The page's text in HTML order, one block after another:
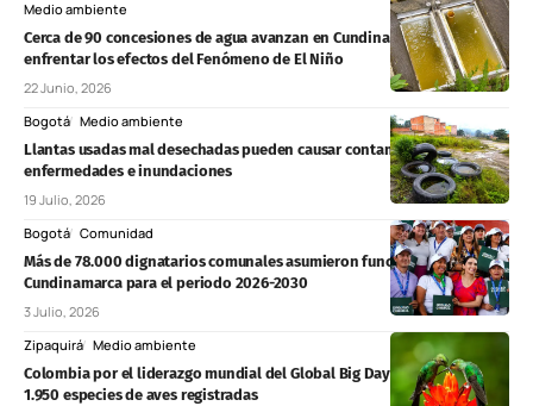
Medio ambiente
Cerca de 90 concesiones de agua avanzan en Cundinamarca para
enfrentar los efectos del Fenómeno de El Niño
22 Junio, 2026
Bogotá Medio ambiente
Llantas usadas mal desechadas pueden causar contaminación,
enfermedades e inundaciones
19 Julio, 2026
Bogotá Comunidad
Más de 78.000 dignatarios comunales asumieron funciones en
Cundinamarca para el periodo 2026-2030
3 Julio, 2026
Zipaquirá Medio ambiente
Colombia por el liderazgo mundial del Global Big Day 2026 con más de
1.950 especies de aves registradas